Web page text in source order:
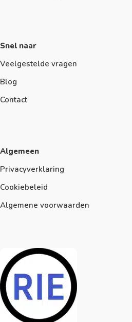
Snel naar
Veelgestelde vragen
Blog
Contact
Algemeen
Privacyverklaring
Cookiebeleid
Algemene voorwaarden